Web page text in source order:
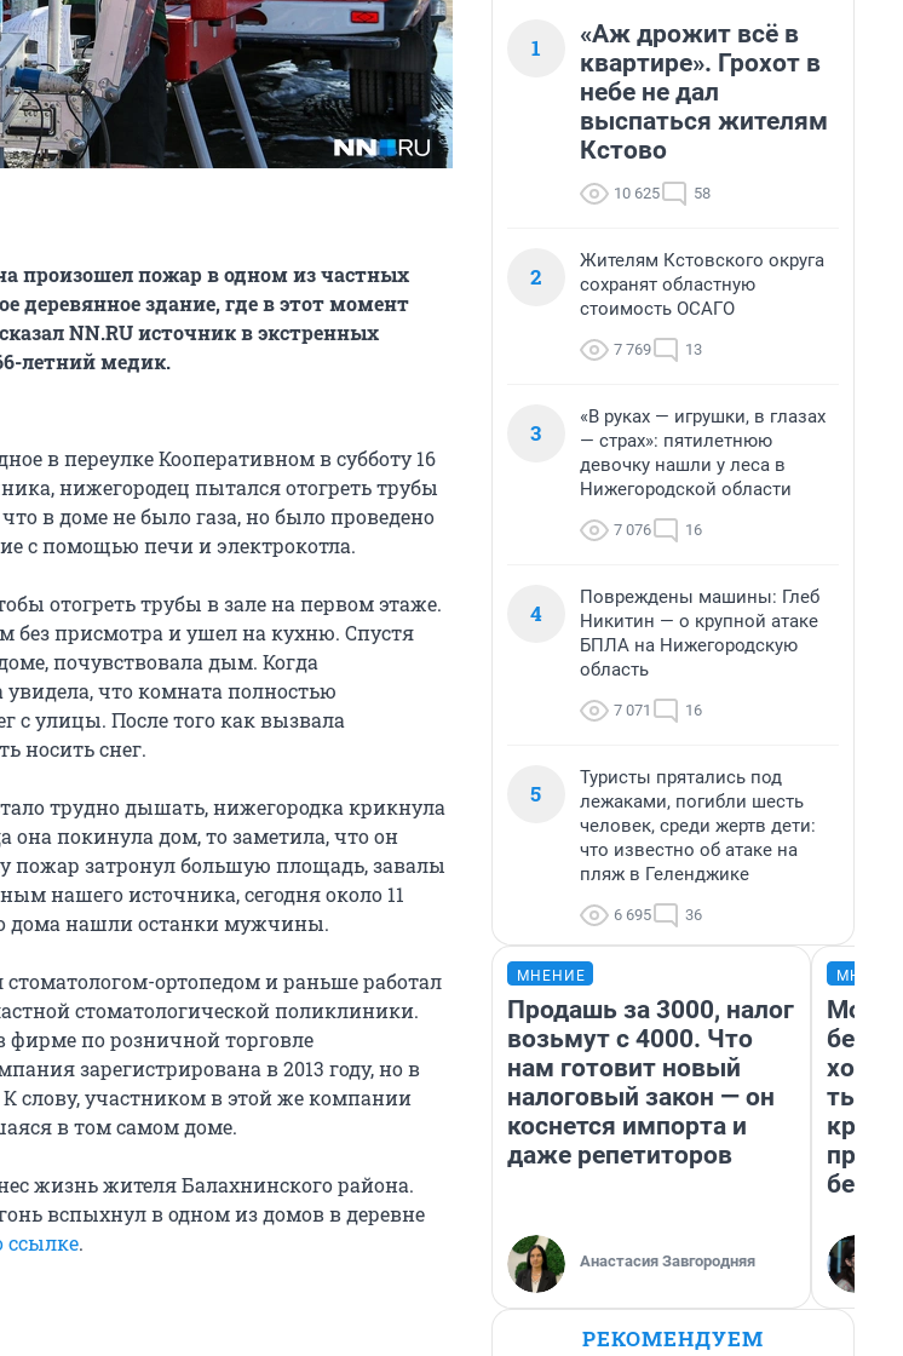
произошел пожар в одном из частных
деревянное здание, где в этот момент
NN.RU источник в экстренных
летний медик.
в переулке Кооперативном в субботу 16
нижегородец пытался отогреть трубы
в доме не было газа, но было проведено
с помощью печи и электрокотла.
отогреть трубы в зале на первом этаже.
без присмотра и ушел на кухню. Спустя
почувствовала дым. Когда
увидела, что комната полностью
с улицы. После того как вызвала
носить снег.
трудно дышать, нижегородка крикнула
покинула дом, то заметила, что он
пожар затронул большую площадь, завалы
нашего источника, сегодня около 11
дома нашли останки мужчины.
ортопедом и раньше работал
стоматологической поликлиники.
по розничной торговле
зарегистрирована в 2013 году, но в
слову, участником в этой же компании
в том самом доме.
жизнь жителя Балахнинского района.
вспыхнул в одном из домов в деревне
ссылке.
1
«Аж дрожит всё в
квартире». Грохот в
небе не дал
выспаться жителям
Кстово
10 625 58
2
Жителям Кстовского округа
сохранят областную
стоимость ОСАГО
7 769 13
3
«В руках — игрушки, в глазах
— страх»: пятилетнюю
девочку нашли у леса в
Нижегородской области
7 076 16
4
Повреждены машины: Глеб
Никитин — о крупной атаке
БПЛА на Нижегородскую
область
7 071 16
5
Туристы прятались под
лежаками, погибли шесть
человек, среди жертв дети:
что известно об атаке на
пляж в Геленджике
6 695 36
МНЕНИЕ
Продашь за 3000, налог
возьмут с 4000. Что
нам готовит новый
налоговый закон — он
коснется импорта и
даже репетиторов
Анастасия Завгородняя
Мой
РЕКОМЕНДУЕМ